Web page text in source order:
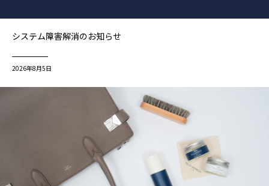
システム障害解消のお知らせ
2026年8月5日